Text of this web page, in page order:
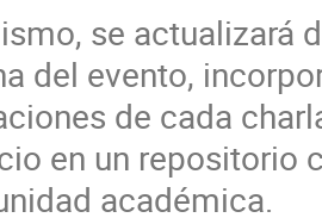
se actualizará
del evento,
de cada
en un repositorio
académica.